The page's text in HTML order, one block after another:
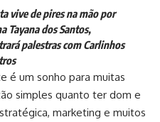
vive de pires na mão por
Tayana dos Santos,
palestras com Carlinhos
é um sonho para muitas
simples quanto ter dom e
marketing e muitos